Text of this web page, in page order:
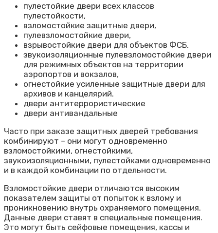
пулестойкие двери всех классов
пулестойкости,
взломостойкие защитные двери,
пулевзломостойкие двери,
взрывостойкие двери для объектов ФСБ,
звукоизоляционные пулевзломостойкие двери
для режимных объектов на территории
аэропортов и вокзалов,
огнестойкие усиленные защитные двери для
архивов и канцелярий.
двери антитеррористические
двери антивандальные
Часто при заказе защитных дверей требования
комбинируют – они могут одновременно
взломостойкими, огнестойкими,
звукоизоляционными, пулестойками одновременно
и в каждой комбинации по отдельности.
Взломостойкие двери отличаются высоким
показателем защиты от попыток к взлому и
проникновению внутрь охраняемого помещения.
Данные двери ставят в специальные помещения.
Это могут быть сейфовые помещения, кассы и